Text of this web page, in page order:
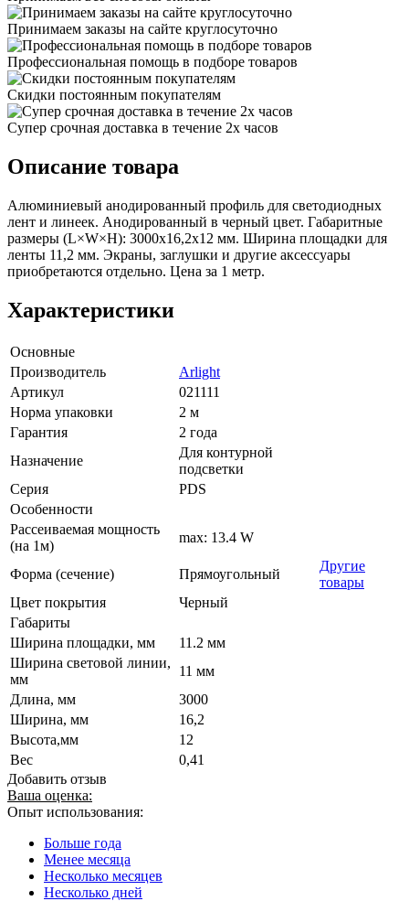
Принимаем заказы на сайте круглосуточно
Профессиональная помощь в подборе товаров
Скидки постоянным покупателям
Супер срочная доставка в течение 2х часов
Описание товара
Алюминиевый анодированный профиль для светодиодных
лент и линеек. Анодированный в черный цвет. Габаритные
размеры (L×W×H): 3000x16,2x12 мм. Ширина площадки для
ленты 11,2 мм. Экраны, заглушки и другие аксессуары
приобретаются отдельно. Цена за 1 метр.
Характеристики
Основные
Производитель
Arlight
Артикул
021111
Норма упаковки
2 м
Гарантия
2 года
Назначение
Для контурной
подсветки
Серия
PDS
Особенности
Рассеиваемая мощность
(на 1м)
max: 13.4 W
Форма (сечение) Прямоугольный
Другие
товары
Цвет покрытия
Черный
Габариты
Ширина площадки, мм
11.2 мм
Ширина световой линии,
мм
11 мм
Длина, мм
3000
Ширина, мм
16,2
Высота,мм
12
Вес
0,41
Добавить отзыв
Ваша оценка:
Опыт использования:
Больше года
Менее месяца
Несколько месяцев
Несколько дней